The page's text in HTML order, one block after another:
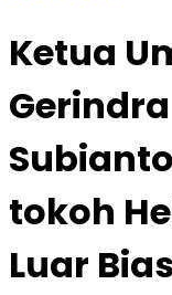
Ketua
tokoh
Luar